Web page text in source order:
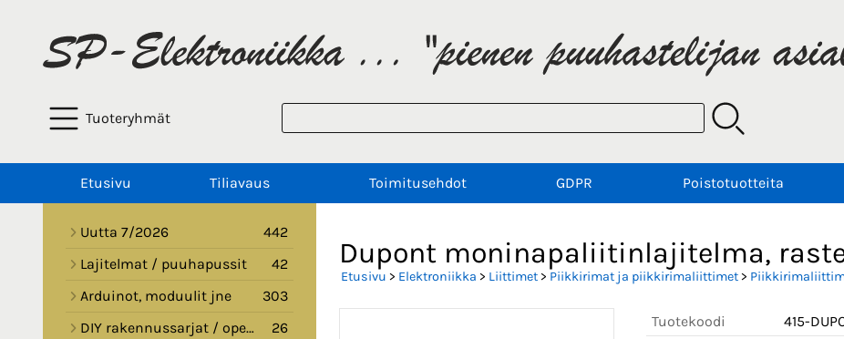
Tuoteryhmät
Etusivu Tiliavaus Toimitusehdot GDPR Poistotuotteita
Uutta 7/2026
442
Lajitelmat / puuhapussit
42
Arduinot, moduulit jne
303
DIY rakennussarjat / opetussarjat
26
Dupont moninapaliitinlajitelma,
Etusivu > Elektroniikka > Liittimet> Piikkirimat ja piikkirimaliittimet>
Tuotekoodi
415-